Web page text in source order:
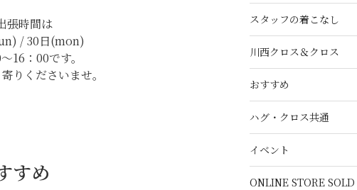
張時間は
/ 30日(mon)
16：00です。
りくださいませ。
すめ
スタッフの着こなし
川西クロス＆クロス
おすすめ
ハグ・クロス共通
イベント
ONLINE STORE SOLD